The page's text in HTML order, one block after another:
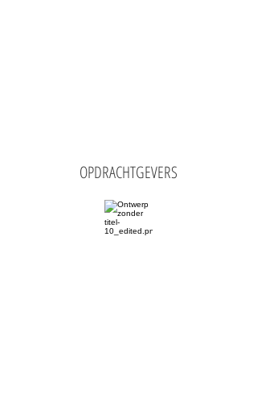
OPDRACHTGEVERS